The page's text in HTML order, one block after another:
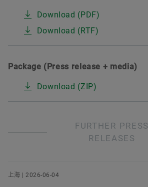
Download (PDF)
Download (RTF)
Package (Press release + media)
Download (ZIP)
FURTHER PRESS
RELEASES
上海 | 2026-06-04